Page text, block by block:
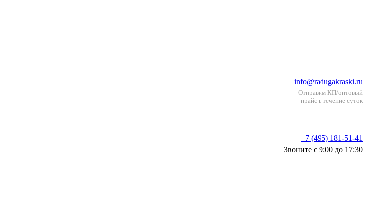
info@radugakraski.ru
Отправим КП/оптовый
прайс в течение суток
+7 (495) 181-51-41
Звоните с 9:00 до 17:30